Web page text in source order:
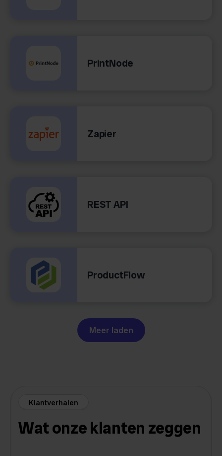
PrintNode
Zapier
REST API
ProductFlow
Meer laden
Klantverhalen
Wat onze klanten zeggen